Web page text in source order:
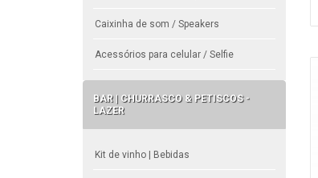
Caixinha de som / Speakers
Acessórios para celular / Selfie
BAR | CHURRASCO & PETISCOS -
LAZER
Kit de vinho | Bebidas